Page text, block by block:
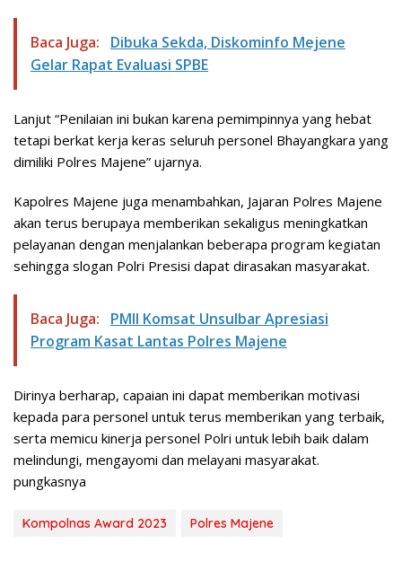
Baca Juga:
Dibuka Sekda, Diskominfo Mejene
Gelar Rapat Evaluasi SPBE
Lanjut “Penilaian ini bukan karena pemimpinnya yang hebat
tetapi berkat kerja keras seluruh personel Bhayangkara yang
dimiliki Polres Majene” ujarnya.
Kapolres Majene juga menambahkan, Jajaran Polres Majene
akan terus berupaya memberikan sekaligus meningkatkan
pelayanan dengan menjalankan beberapa program kegiatan
sehingga slogan Polri Presisi dapat dirasakan masyarakat.
Baca Juga:
PMII Komsat Unsulbar Apresiasi
Program Kasat Lantas Polres Majene
Dirinya berharap, capaian ini dapat memberikan motivasi
kepada para personel untuk terus memberikan yang terbaik,
serta memicu kinerja personel Polri untuk lebih baik dalam
melindungi, mengayomi dan melayani masyarakat.
pungkasnya
Kompolnas Award 2023 Polres Majene